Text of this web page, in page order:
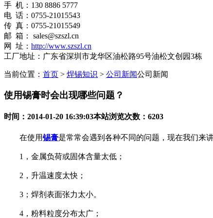
手 机：130 8886 5777
电 话：0755-21015543
传 真：0755-21015549
邮 箱： sales@szszl.cn
网 址： http://www.szszl.cn
工厂地址：广东省深圳市龙华区油松路95号油松文创园3栋
当前位置： 首页 > 焊锡知识 > 公司新闻公司新闻
使用锡膏时会出现哪些问题？
时间：2014-01-20 16:39:03本站浏览次数：6203
在使用锡膏是常常会遇到各种不同的问题，现在我们来
1，金属负荷或固体含量太低；
2，升温速度太快；
3；焊剂表面张力太小。
4，粉料粒度分布太广；